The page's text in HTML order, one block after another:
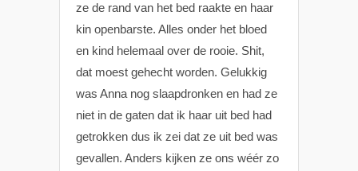
ze de rand van het bed raakte en haar
kin openbarste. Alles onder het bloed
en kind helemaal over de rooie. Shit,
dat moest gehecht worden. Gelukkig
was Anna nog slaapdronken en had ze
niet in de gaten dat ik haar uit bed had
getrokken dus ik zei dat ze uit bed was
gevallen. Anders kijken ze ons wéér zo